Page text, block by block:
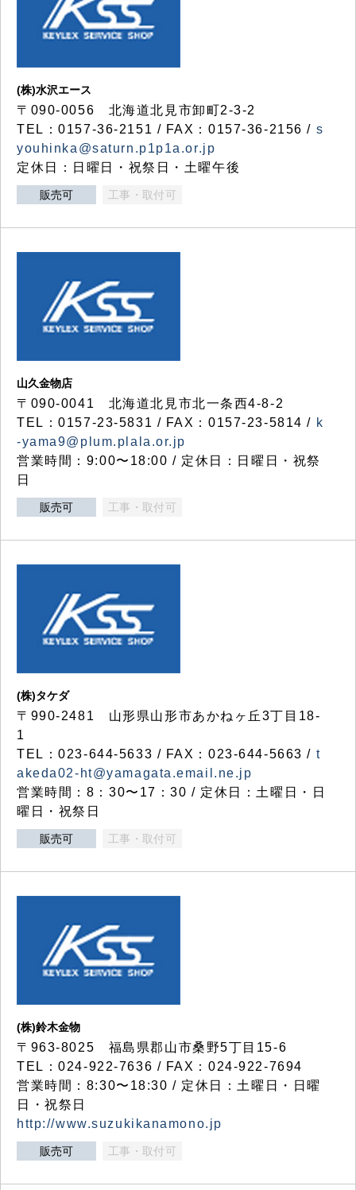
(株)水沢エース
〒090-0056 北海道北見市卸町2-3-2
TEL：0157-36-2151 / FAX：0157-36-2156 / s
youhinka@saturn.p1p1a.or.jp
定休日：日曜日・祝祭日・土曜午後
販売可 工事・取付可
山久金物店
〒090-0041 北海道北見市北一条西4-8-2
TEL：0157-23-5831 / FAX：0157-23-5814 / k
-yama9@plum.plala.or.jp
営業時間：9:00〜18:00 / 定休日：日曜日・祝祭
日
販売可 工事・取付可
(株)タケダ
〒990-2481 山形県山形市あかねヶ丘3丁目18-
1
TEL：023-644-5633 / FAX：023-644-5663 / t
akeda02-ht@yamagata.email.ne.jp
営業時間：8：30〜17：30 / 定休日：土曜日・日
曜日・祝祭日
販売可 工事・取付可
(株)鈴木金物
〒963-8025 福島県郡山市桑野5丁目15-6
TEL：024-922-7636 / FAX：024-922-7694
営業時間：8:30〜18:30 / 定休日：土曜日・日曜
日・祝祭日
http://www.suzukikanamono.jp
販売可 工事・取付可